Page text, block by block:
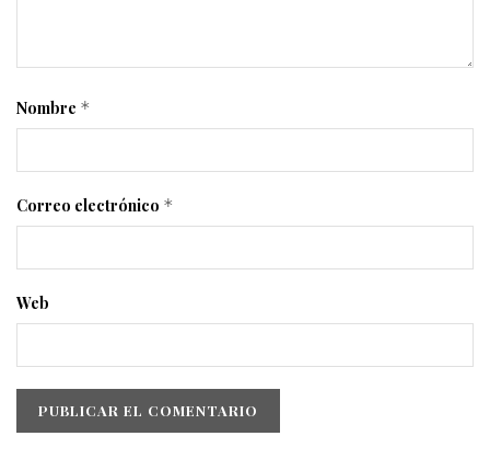
Nombre *
Correo electrónico *
Web